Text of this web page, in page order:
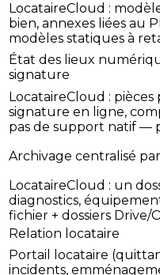
LocataireCloud :
bien, annexes liées au
modèles statiques à
État des lieux
signature
LocataireCloud :
signature en ligne,
pas de support natif —
Archivage centralisé
LocataireCloud : un
diagnostics,
fichier + dossiers Drive/
Relation locataire
Portail locataire
incidents,